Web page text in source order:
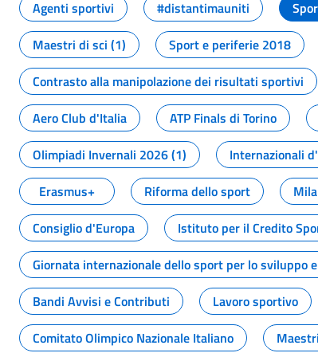
Agenti sportivi
#distantimauniti
Maestri di sci (1)
Sport e periferie 2018
Contrasto alla manipolazione dei risultati sportivi
Aero Club d'Italia
ATP Finals di Torino
Olimpiadi Invernali 2026 (1)
Internazionali
Erasmus+
Riforma dello sport
Consiglio d'Europa
Istituto per il Credito
Giornata internazionale dello sport per lo sviluppo
Bandi Avvisi e Contributi
Lavoro sportivo
Comitato Olimpico Nazionale Italiano